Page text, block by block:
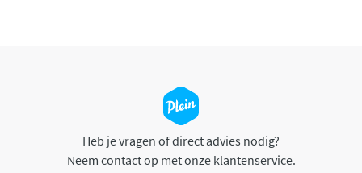
Heb je vragen of direct advies nodig?
Neem contact op met onze klantenservice.